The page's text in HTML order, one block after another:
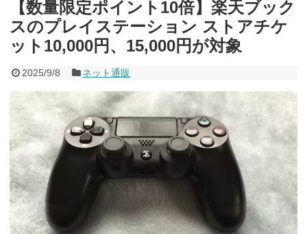
ードチャージすると5%還元に！
2026年8月4日
PayPayで500ptもらえる！対象地銀の口座追加などの条件達成
で。9/30まで
2026年8月4日
三井住友カード、はま寿司、ココス、オリーブの丘などでVポイ
ント最大10％還元！さらにVカードクーポンも併用可
月4日
ャンペーン！8/31まで 2026年8月3日
ドコモの銀行で預金残高を10万円以上増加で最大10億dポイント
山分けキャンペーン！～10/31 2026年8月3日
デジタルギフト改悪でいろいろ手数料徴収へ！8/3～
2026年8月
1日
PayPayポイント→Vポイント交換でストア限定の制限を消す方
法 2026年8月1日
Vポイントpay利用で最大10%還元！8/31まで
2026年8月1日
V NEOBANK改悪！還元率1.25%に、チャージ系対象外へ！11
月から
ドットマネーが再開！8/12から。でも未完了のポイント有効期
限が8月末まで？ 2026年7月31日
【数量限定ポイント10倍】楽天ブック
スのプレイステーション ストアチケ
ット10,000円、15,000円が対象
2025/9/8 ネット通販